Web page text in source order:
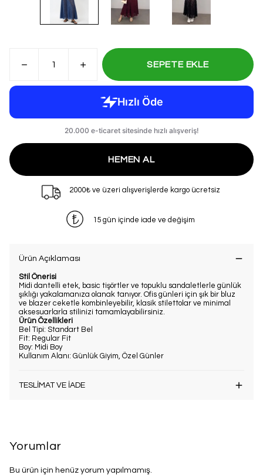
SEPETE EKLE
HEMEN AL
2000₺ ve üzeri alışverişlerde kargo ücretsiz
15 gün içinde iade ve değişim
Ürün Açıklaması
Stil Önerisi
Midi dantelli etek, basic tişörtler ve topuklu sandaletlerle günlük
şıklığı yakalamanıza olanak tanıyor. Ofis günleri için şık bir bluz
ve blazer ceketle kombinleyebilir, klasik stilettolar ve minimal
aksesuarlarla stilinizi tamamlayabilirsiniz.
Ürün Özellikleri
Bel Tipi: Standart Bel
Fit: Regular Fit
Boy: Midi Boy
Kullanım Alanı: Günlük Giyim, Özel Günler
TESLİMAT VE İADE
Yorumlar
Bu ürün için henüz yorum yapılmamış.